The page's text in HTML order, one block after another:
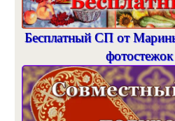
Бесплатный СП от